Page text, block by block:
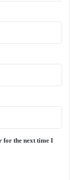
for the next time I